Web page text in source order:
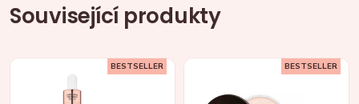
Související produkty
BESTSELLER BESTSELLER